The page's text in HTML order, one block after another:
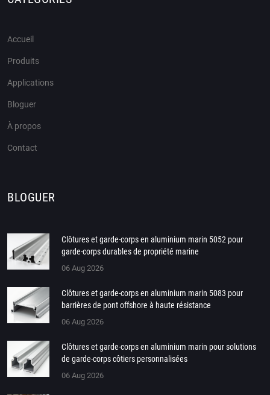
Accueil
Produits
Applications
Bloguer
À propos
Contact
BLOGUER
Clôtures et garde-corps en aluminium marin 5052 pour
garde-corps durables de propriété marine
06 Aug 2026
Clôtures et garde-corps en aluminium marin 5083 pour
barrières de pont offshore à haute résistance
06 Aug 2026
Clôtures et garde-corps en aluminium marin pour solutions
de garde-corps côtiers personnalisées
06 Aug 2026